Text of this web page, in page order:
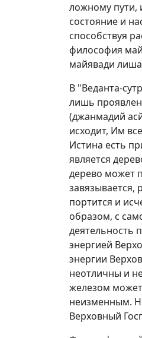
ложному пути,
состояние и
способствуя
философия
майявади
В "Веданта-
лишь
(джанмадий
исходит, Им
Истина есть
является
дерево может
завязывается,
портится и
образом, с
деятельность
энергией
энергии
неотличны и
железом может
неизменным.
Верховный